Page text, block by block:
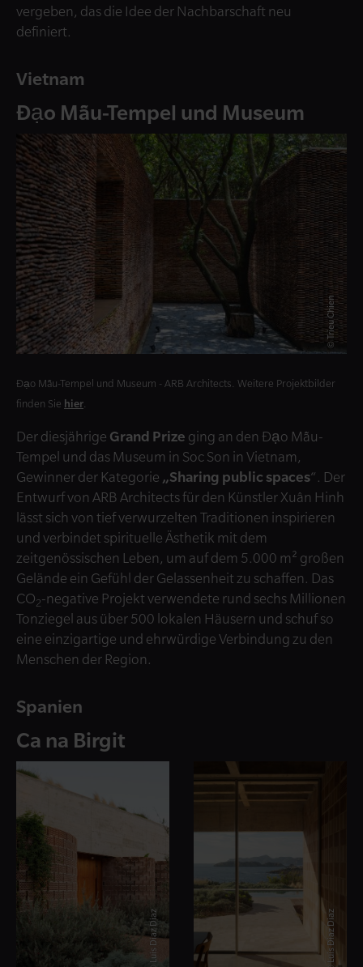
vergeben, das die Idee der Nachbarschaft neu
definiert.
Vietnam
Đạo Mẫu-Tempel und Museum
© Trieu Chien
Đạo Mẫu-Tempel und Museum - ARB Architects. Weitere Projektbilder
finden Sie hier
Der diesjährige Grand Prize ging an den Đạo Mẫu-
Tempel und das Museum in Soc Son in Vietnam,
Gewinner der Kategorie „Sharing public spaces“. Der
Entwurf von ARB Architects für den Künstler Xuân Hinh
lässt sich von tief verwurzelten Traditionen inspirieren
und verbindet spirituelle Ästhetik mit dem
zeitgenössischen Leben, um auf dem 5.000 m² großen
Gelände ein Gefühl der Gelassenheit zu schaffen. Das
CO2-negative Projekt verwendete rund sechs Millionen
Tonziegel aus über 500 lokalen Häusern und schuf so
eine einzigartige und ehrwürdige Verbindung zu den
Menschen der Region.
Spanien
Ca na Birgit
© Luis Diaz Diaz © Luis Diaz Diaz